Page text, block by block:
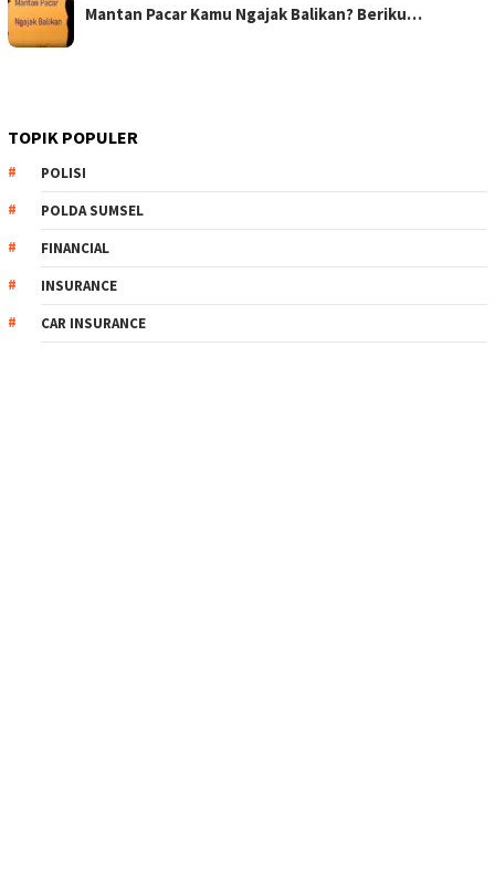
Mantan Pacar Kamu Ngajak Balikan? Beriku…
TOPIK POPULER
POLISI
POLDA SUMSEL
FINANCIAL
INSURANCE
CAR INSURANCE